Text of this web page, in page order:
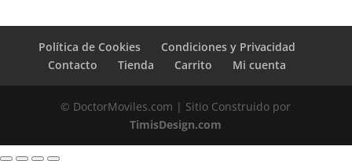
Política de Cookies
Condiciones y Privacidad
Contacto
Tienda Carrito Mi cuenta
© DoctorMoviles.com | Sitio Construido por
TimisDesign.com